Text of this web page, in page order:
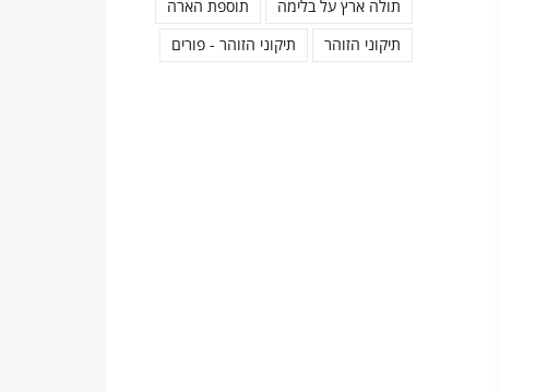
תולה ארץ על בלימה
תוספת הארה
תיקוני הזוהר
תיקוני הזוהר - פורים